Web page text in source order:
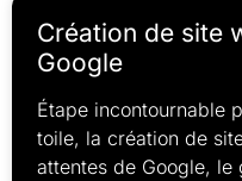
Création de site
Google
Étape incontournable
toile, la création de
attentes de Google, le